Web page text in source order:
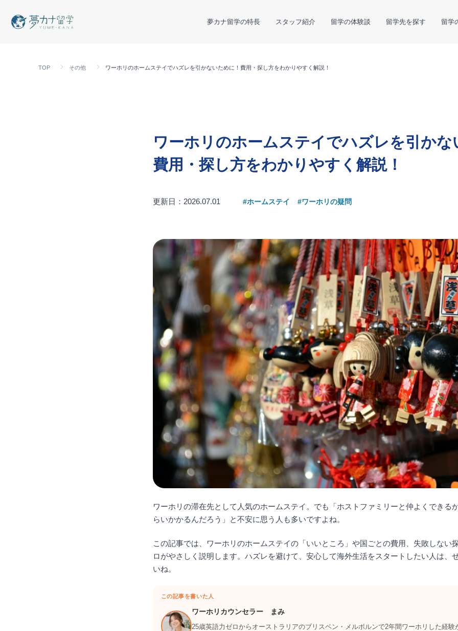
夢カナ留学の特長 スタッフ紹介 留学の体験談 留学先を探す 留学
TOP その他 ワーホリのホームステイでハズレを引かないために！費用・探し方をわかりやすく解説！
ワーホリのホームステイでハズレを引かな
費用・探し方をわかりやすく解説！
更新日：2026.07.01 #ホームステイ #ワーホリの疑問
ワーホリの滞在先として人気のホームステイ。でも「ホストファミリーと仲よくできる
らいかかるんだろう」と不安に思う人も多いですよね。
この記事では、ワーホリのホームステイの「いいところ」や国ごとの費用、失敗しない
ロがやさしく説明します。ハズレを避けて、安心して海外生活をスタートしたい人は、
いね。
この記事を書いた人
ワーホリカウンセラー まみ
25歳英語力ゼロからオーストラリアのブリスベン・メルボルンで2年間ワーホリした経験